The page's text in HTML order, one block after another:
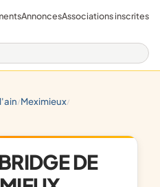
AnnoncesAssociations inscrites
/ meximieux/
DE